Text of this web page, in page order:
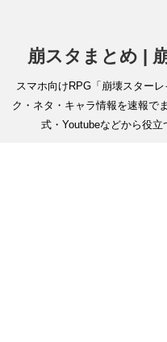
崩スタまとめ |
スマホ向けRPG「崩壊スター
ク・ネタ・キャラ情報を速報で
式・Youtubeなどから役立